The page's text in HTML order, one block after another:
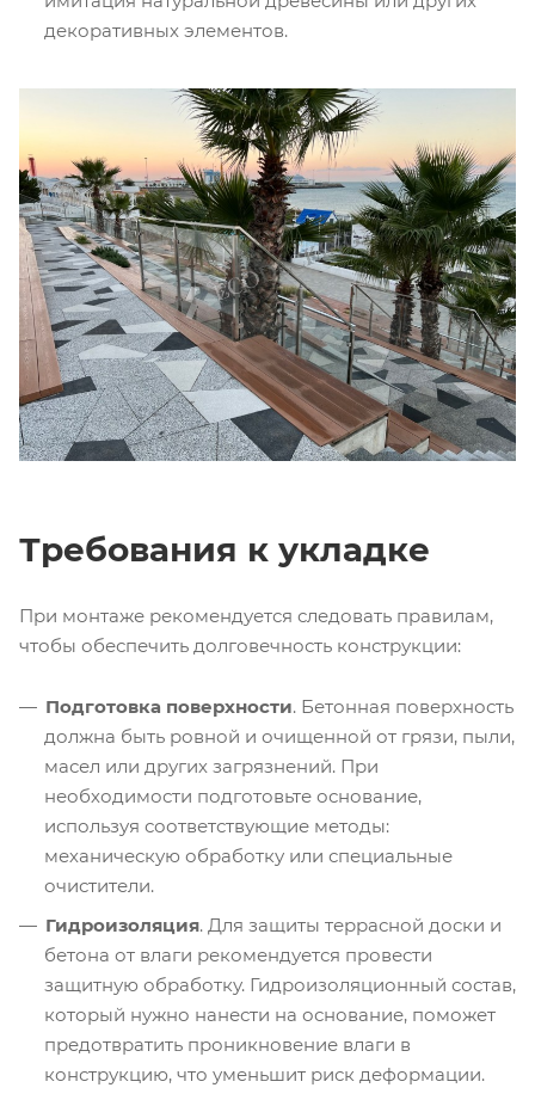
декоративных элементов.
Требования к укладке
При монтаже рекомендуется следовать правилам,
чтобы обеспечить долговечность конструкции:
Подготовка поверхности. Бетонная поверхность
должна быть ровной и очищенной от грязи, пыли,
масел или других загрязнений. При
необходимости подготовьте основание,
используя соответствующие методы:
механическую обработку или специальные
очистители.
Гидроизоляция. Для защиты террасной доски и
бетона от влаги рекомендуется провести
защитную обработку. Гидроизоляционный состав,
который нужно нанести на основание, поможет
предотвратить проникновение влаги в
конструкцию, что уменьшит риск деформации.